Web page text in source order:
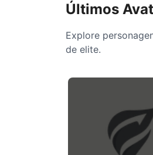
Últimos
Explore
de elite.